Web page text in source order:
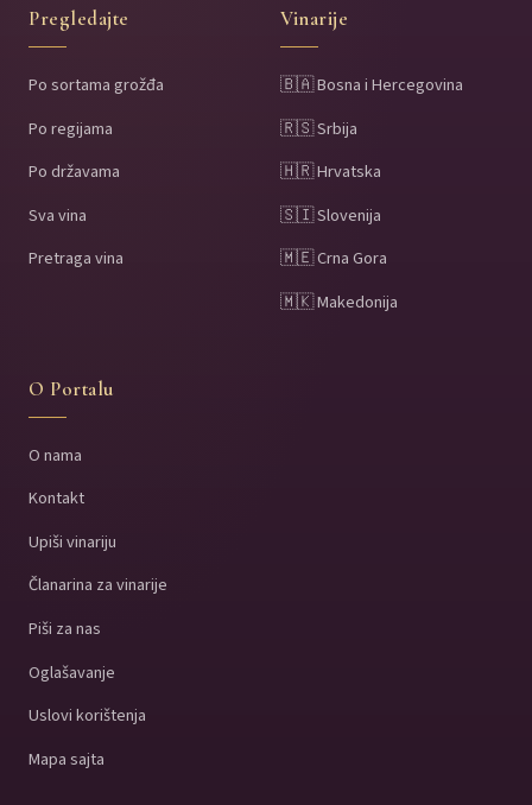
Pregledajte
Po sortama grožđa
Po regijama
Po državama
Sva vina
Pretraga vina
Vinarije
🇧🇦 Bosna i Hercegovina
🇷🇸 Srbija
🇭🇷 Hrvatska
🇸🇮 Slovenija
🇲🇪 Crna Gora
🇲🇰 Makedonija
O Portalu
O nama
Kontakt
Upiši vinariju
Članarina za vinarije
Piši za nas
Oglašavanje
Uslovi korištenja
Mapa sajta